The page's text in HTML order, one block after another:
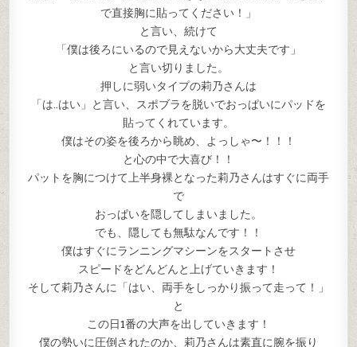
で直接胸に貼ってください！」
と言い、続けて
「僕は後ろにいるので見えないから大丈夫です」
と言い切りました。
押しに弱いタイプの莉乃さんは
「は..はい」と言い、スポブラを脱いでおっぱいにパッドを
貼ってくれています。
僕はその姿を後ろから眺め、よっしゃ〜！！！
と心の中で大喜び！！
パットを胸につけて上半身裸となった莉乃さんはすぐに両手
で
おっぱいを隠してしまいました。
でも、隠しても無駄なんです！！
僕はすぐにランニングマシーンをスタートさせ
スピードをどんどんと上げていきます！
そして莉乃さんに「はい、両手をしっかり振って走って！」
と
この日1番の大声を出していきます！
僕の勢いに圧倒されたのか、莉乃さんは素直に腕を振り